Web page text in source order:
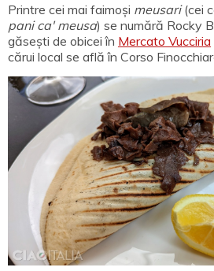
Printre cei mai faimoși meusari(cei
pani ca' meusa) se numără Rocky
găsești de obicei în Mercato Vucciria
cărui local se află în Corso